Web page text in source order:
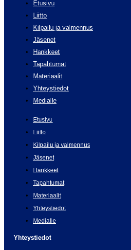
Etusivu
Liitto
Kilpailu ja valmennus
Jäsenet
Hankkeet
Tapahtumat
Materiaalit
Yhteystiedot
Medialle
Etusivu
Liitto
Kilpailu ja valmennus
Jäsenet
Hankkeet
Tapahtumat
Materiaalit
Yhteystiedot
Medialle
Yhteystiedot